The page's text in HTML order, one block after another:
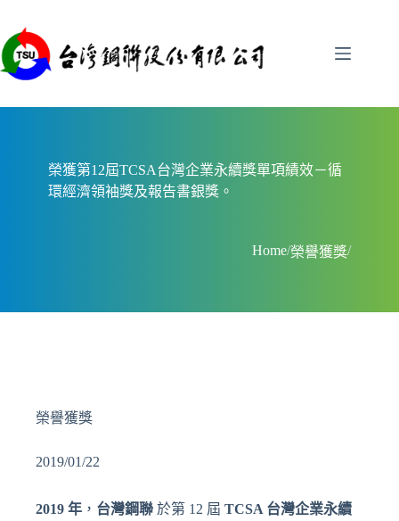
至
主
要
榮獲第12屆TCSA台灣企業永續獎單項績效－循
環經濟領袖獎及報告書銀獎。
Home/榮譽獲獎/
榮譽獲獎
2019/01/22
2019 年 ， 台灣鋼聯 於第 12 屆TCSA 台灣企業永續